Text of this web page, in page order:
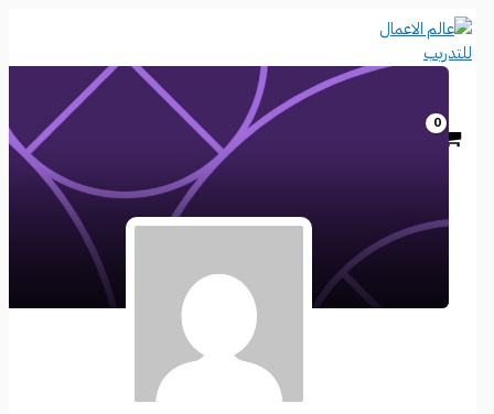
تخطي
إلى
المحتوى